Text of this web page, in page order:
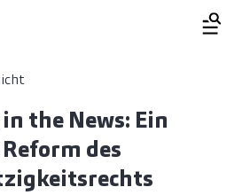
the News: Ein
des